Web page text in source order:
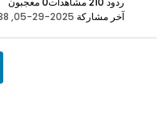
آخر مشاركة 05-29-2025, 02:38 PM